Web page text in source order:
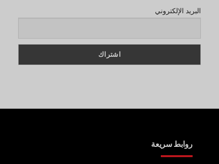
Tradesmen
So
البريد الإلكتروني
روابط سريعة